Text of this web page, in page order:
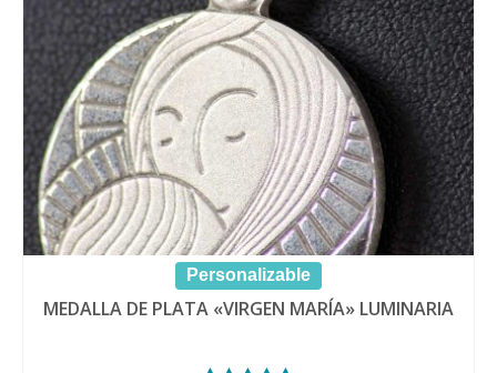
Personalizable
MEDALLA DE PLATA «VIRGEN MARÍA» LUMINARIA